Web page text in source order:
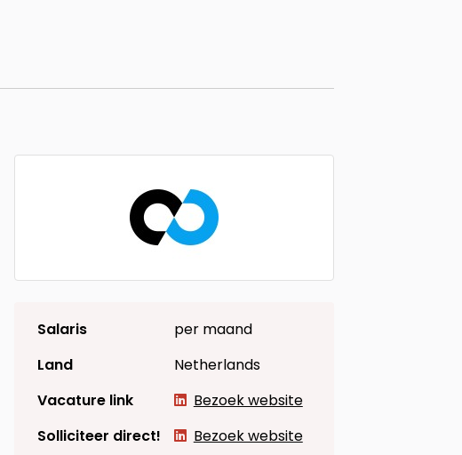
Salaris
per maand
Land
Netherlands
Vacature link
Bezoek website
Solliciteer direct!
Bezoek website